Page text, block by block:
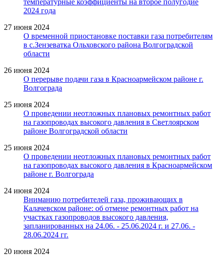
2024 года
27 июня 2024
О временной приостановке поставки газа потребителям
в с.Зензеватка Ольховского района Волгоградской
области
26 июня 2024
О перерыве подачи газа в Красноармейском районе г.
Волгограда
25 июня 2024
О проведении неотложных плановых ремонтных работ
на газопроводах высокого давления в Светлоярском
районе Волгоградской области
25 июня 2024
О проведении неотложных плановых ремонтных работ
на газопроводах высокого давления в Красноармейском
районе г. Волгограда
24 июня 2024
Вниманию потребителей газа, проживающих в
Калачевском районе: об отмене ремонтных работ на
участках газопроводов высокого давления,
запланированных на 24.06. - 25.06.2024 г. и 27.06. -
28.06.2024 гг.
20 июня 2024